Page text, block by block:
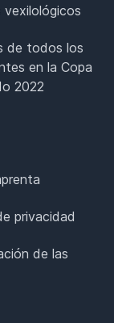
vexilológicos
de todos los
en la Copa
2022
privacidad
de las